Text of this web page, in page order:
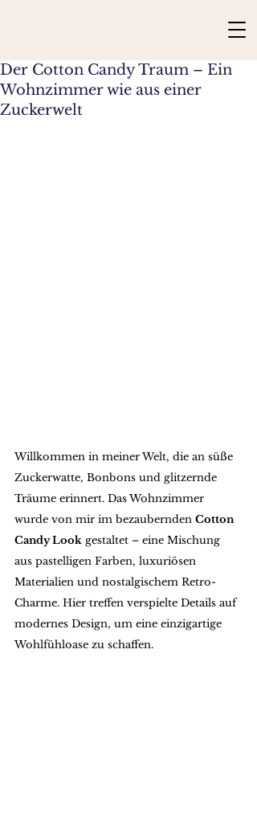
Der Cotton Candy Traum – Ein
Wohnzimmer wie aus einer
Zuckerwelt
Willkommen in meiner Welt, die an süße
Zuckerwatte, Bonbons und glitzernde
Träume erinnert. Das Wohnzimmer
wurde von mir im bezaubernden Cotton
Candy Look gestaltet – eine Mischung
aus pastelligen Farben, luxuriösen
Materialien und nostalgischem Retro-
Charme. Hier treffen verspielte Details auf
modernes Design, um eine einzigartige
Wohlfühloase zu schaffen.